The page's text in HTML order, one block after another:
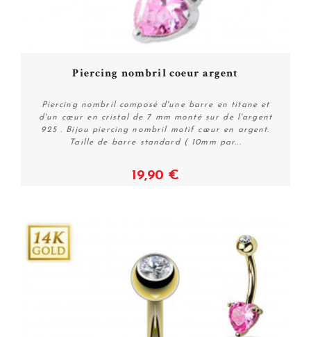
Voir
Piercing nombril coeur argent
Piercing nombril composé d'une barre en titane et
d'un cœur en cristal de 7 mm monté sur de l'argent
925 . Bijou piercing nombril motif cœur en argent.
Taille de barre standard ( 10mm par...
19,90 €